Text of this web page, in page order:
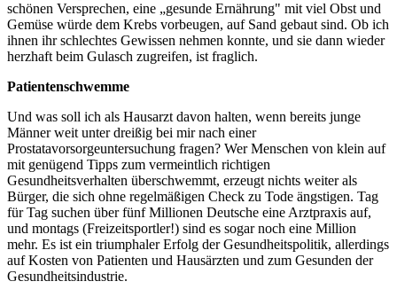
schönen Versprechen, eine „gesunde Ernährung" mit viel Obst und
Gemüse würde dem Krebs vorbeugen, auf Sand gebaut sind. Ob ich
ihnen ihr schlechtes Gewissen nehmen konnte, und sie dann wieder
herzhaft beim Gulasch zugreifen, ist fraglich.
Patientenschwemme
Und was soll ich als Hausarzt davon halten, wenn bereits junge
Männer weit unter dreißig bei mir nach einer
Prostatavorsorgeuntersuchung fragen? Wer Menschen von klein auf
mit genügend Tipps zum vermeintlich richtigen
Gesundheitsverhalten überschwemmt, erzeugt nichts weiter als
Bürger, die sich ohne regelmäßigen Check zu Tode ängstigen. Tag
für Tag suchen über fünf Millionen Deutsche eine Arztpraxis auf,
und montags (Freizeitsportler!) sind es sogar noch eine Million
mehr. Es ist ein triumphaler Erfolg der Gesundheitspolitik, allerdings
auf Kosten von Patienten und Hausärzten und zum Gesunden der
Gesundheitsindustrie.